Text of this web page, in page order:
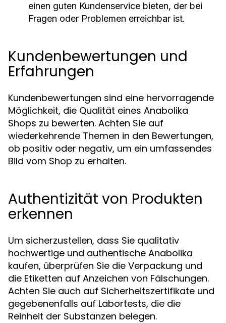
einen guten Kundenservice bieten, der bei
Fragen oder Problemen erreichbar ist.
Kundenbewertungen und
Erfahrungen
Kundenbewertungen sind eine hervorragende
Möglichkeit, die Qualität eines Anabolika
Shops zu bewerten. Achten Sie auf
wiederkehrende Themen in den Bewertungen,
ob positiv oder negativ, um ein umfassendes
Bild vom Shop zu erhalten.
Authentizität von Produkten
erkennen
Um sicherzustellen, dass Sie qualitativ
hochwertige und authentische Anabolika
kaufen, überprüfen Sie die Verpackung und
die Etiketten auf Anzeichen von Fälschungen.
Achten Sie auch auf Sicherheitszertifikate und
gegebenenfalls auf Labortests, die die
Reinheit der Substanzen belegen.